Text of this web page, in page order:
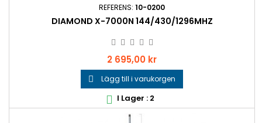
REFERENS: 10-0200
DIAMOND X-7000N 144/430/1296MHZ
Pris
2 695,00 kr
 Lägg till i varukorgen
 I Lager : 2